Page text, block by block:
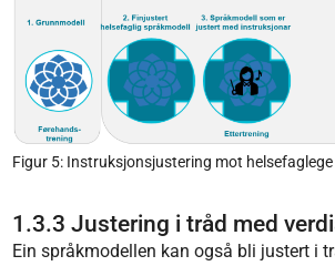
Figur 5: Instruksjonsjustering mot
1.3.3 Justering i tråd med
Ein språkmodellen kan også bli justert i